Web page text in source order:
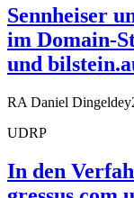
Sennheiser
im Domain-
und
RA Daniel Dingeldey
UDRP
In den